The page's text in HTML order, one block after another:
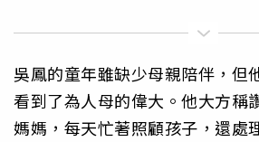
吳鳳的童年雖缺少母親陪伴，但
看到了為人母的偉大。他大方稱
媽媽，每天忙著照顧孩子，還處